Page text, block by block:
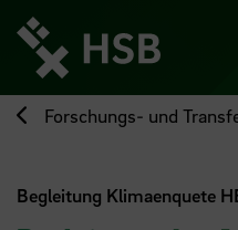
zum
Seiteninhalt
springen
Forschungs- und
Begleitung Klimaenquete